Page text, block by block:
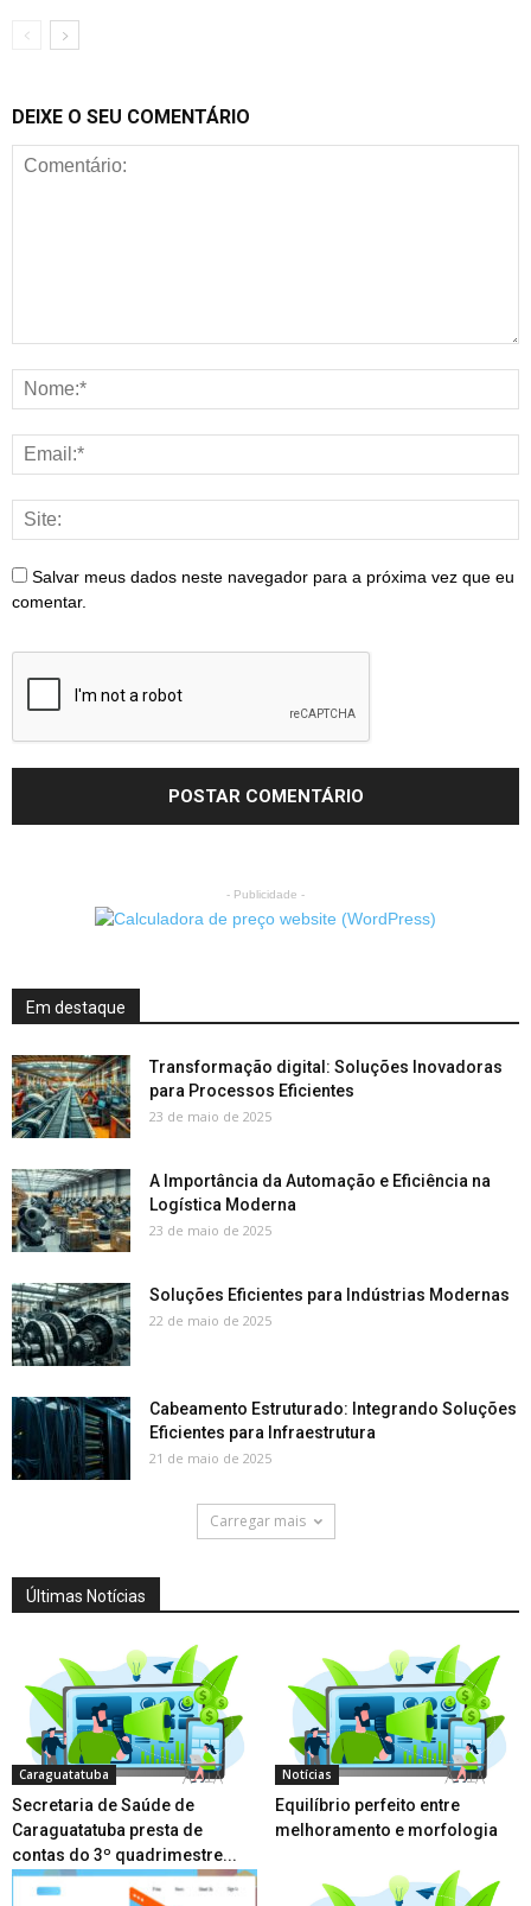
DEIXE O SEU COMENTÁRIO
Salvar meus dados neste navegador para a próxima vez que eu
comentar.
- Publicidade -
Em destaque
Transformação digital: Soluções Inovadoras
para Processos Eficientes
23 de maio de 2025
A Importância da Automação e Eficiência na
Logística Moderna
23 de maio de 2025
Soluções Eficientes para Indústrias Modernas
22 de maio de 2025
Cabeamento Estruturado: Integrando Soluções
Eficientes para Infraestrutura
21 de maio de 2025
Carregar mais
Últimas Notícias
Caraguatatuba
Secretaria de Saúde de
Caraguatatuba presta de
contas do 3º quadrimestre...
Notícias
Equilíbrio perfeito entre
melhoramento e morfologia